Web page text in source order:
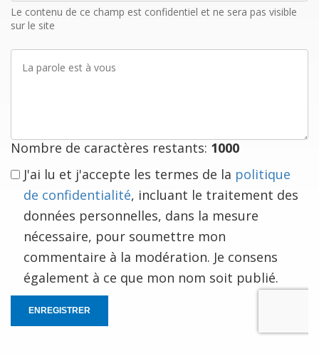
mail
Le contenu de ce champ est confidentiel et ne sera pas visible
sur le site
parole
Nombre de caractères restants: 1000
J'ai lu et j'accepte les termes de la politique
de confidentialité, incluant le traitement des
données personnelles, dans la mesure
nécessaire, pour soumettre mon
commentaire à la modération. Je consens
également à ce que mon nom soit publié.
ENREGISTRER